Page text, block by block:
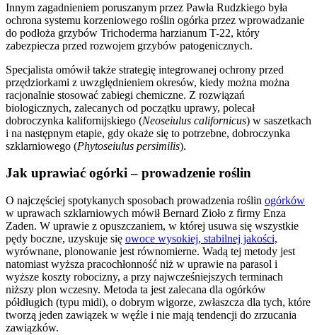
Innym zagadnieniem poruszanym przez Pawła Rudzkiego była
ochrona systemu korzeniowego roślin ogórka przez wprowadzanie
do podłoża grzybów Trichoderma harzianum T-22, który
zabezpiecza przed rozwojem grzybów patogenicznych.
Specjalista omówił także strategię integrowanej ochrony przed
przędziorkami z uwzględnieniem okresów, kiedy można można
racjonalnie stosować zabiegi chemiczne. Z rozwiązań
biologicznych, zalecanych od początku uprawy, polecał
dobroczynka kalifornijskiego (Neoseiulus californicus) w saszetkach
i na następnym etapie, gdy okaże się to potrzebne, dobroczynka
szklarniowego (Phytoseiulus persimilis).
Jak uprawiać ogórki – prowadzenie roślin
O najczęściej spotykanych sposobach prowadzenia roślin ogórków
w uprawach szklarniowych mówił Bernard Zioło z firmy Enza
Zaden. W uprawie z opuszczaniem, w której usuwa się wszystkie
pędy boczne, uzyskuje się owoce wysokiej, stabilnej jakości,
wyrównane, plonowanie jest równomierne. Wadą tej metody jest
natomiast wyższa pracochłonność niż w uprawie na parasol i
wyższe koszty robocizny, a przy najwcześniejszych terminach
niższy plon wczesny. Metoda ta jest zalecana dla ogórków
półdługich (typu midi), o dobrym wigorze, zwłaszcza dla tych, które
tworzą jeden zawiązek w węźle i nie mają tendencji do zrzucania
zawiązków.